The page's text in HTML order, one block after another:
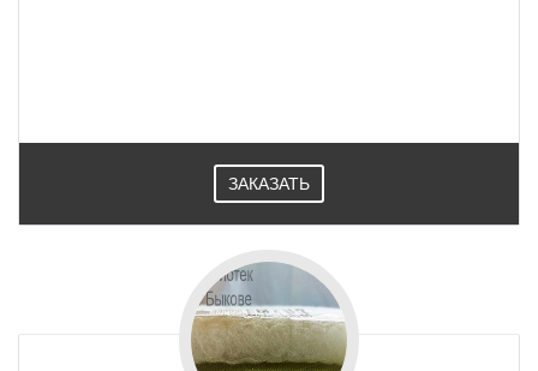
ЗАКАЗАТЬ